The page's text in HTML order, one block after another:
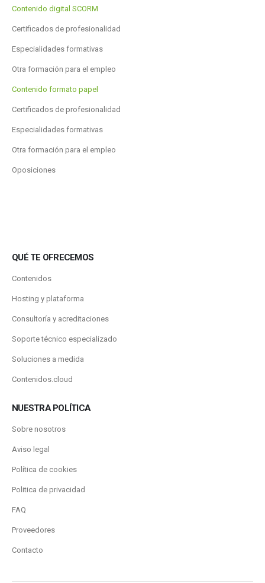
Contenido digital SCORM
Certificados de profesionalidad
Especialidades formativas
Otra formación para el empleo
Contenido formato papel
Certificados de profesionalidad
Especialidades formativas
Otra formación para el empleo
Oposiciones
QUÉ TE OFRECEMOS
Contenidos
Hosting y plataforma
Consultoría y acreditaciones
Soporte técnico especializado
Soluciones a medida
Contenidos.cloud
NUESTRA POLÍTICA
Sobre nosotros
Aviso legal
Política de cookies
Politica de privacidad
FAQ
Proveedores
Contacto